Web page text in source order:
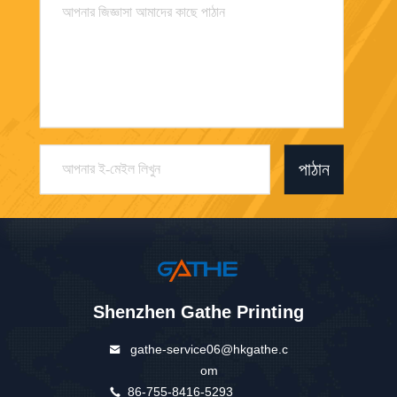
পাঠান
Shenzhen Gathe Printing
gathe-service06@hkgathe.c
om
86-755-8416-5293